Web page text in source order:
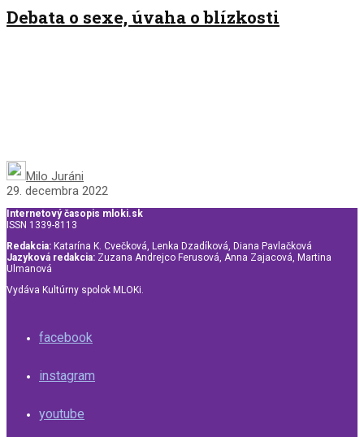
Debata o sexe, úvaha o blízkosti
Milo Juráni
29. decembra 2022
Internetový časopis mloki.sk
ISSN 1339-8113
Redakcia: Katarína K. Cvečková, Lenka Dzadíková, Diana Pavlačková
Jazyková redakcia: Zuzana Andrejco Ferusová, Anna Zajacová, Martina
Ulmanová
Vydáva Kultúrny spolok MLOKi.
facebook
instagram
youtube